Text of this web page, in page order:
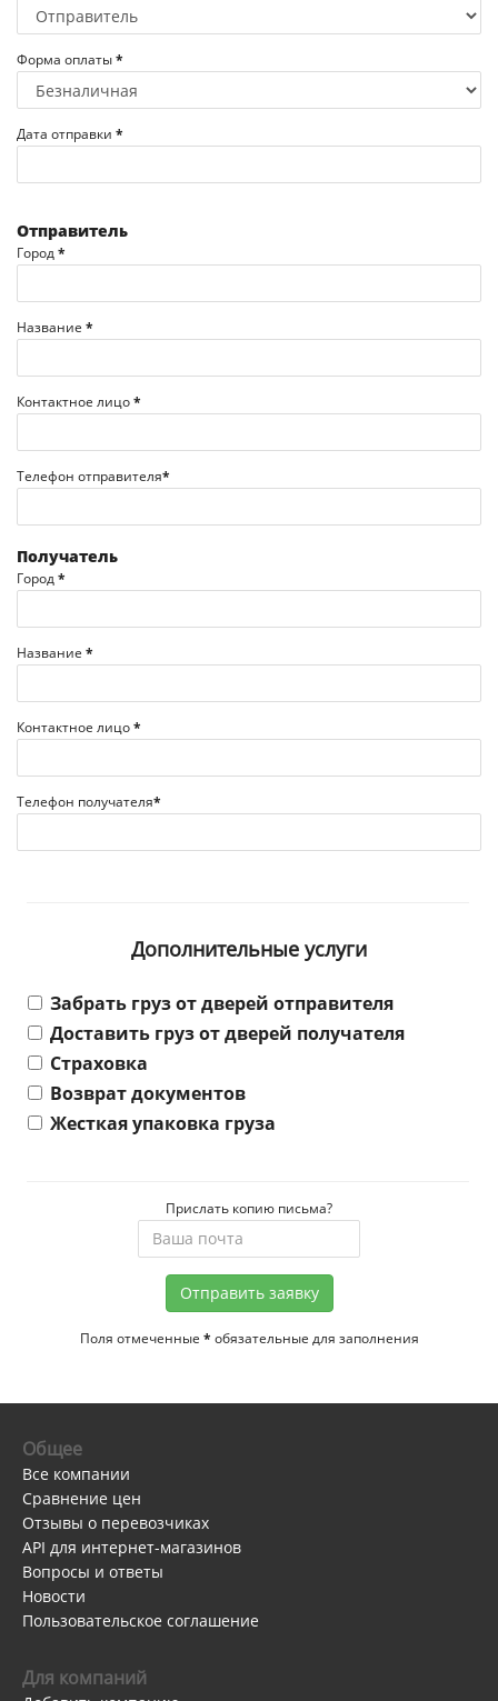
Форма оплаты*
Дата отправки *
Отправитель
Город*
Название *
Контактное лицо*
Телефон отправителя*
Получатель
Город*
Название *
Контактное лицо*
Телефон получателя*
Дополнительные услуги
Забрать груз от дверей отправителя
Доставить груз от дверей получателя
Страховка
Возврат документов
Жесткая упаковка груза
Прислать копию письма?
Отправить заявку
Поля отмеченные * обязательные для заполнения
Общее
Все компании
Сравнение цен
Отзывы о перевозчиках
API для интернет-магазинов
Вопросы и ответы
Новости
Пользовательское соглашение
Для компаний